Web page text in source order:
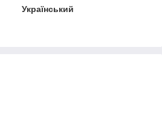
Український